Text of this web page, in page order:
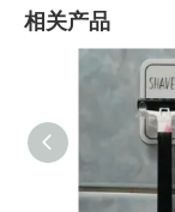
相关产品